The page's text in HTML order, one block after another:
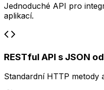
Jednoduché API pro
aplikací.
RESTful API s JSON
Standardní HTTP metody